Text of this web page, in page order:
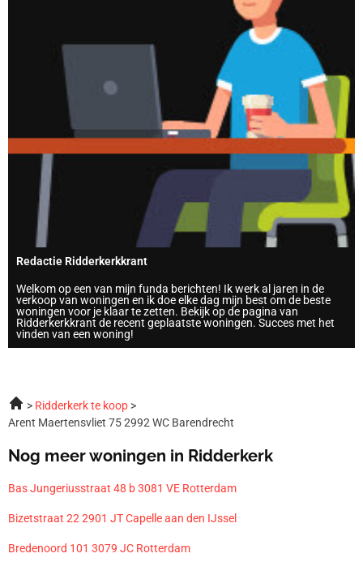
Redactie Ridderkerkkrant
Welkom op een van mijn funda berichten! Ik werk al jaren in de
verkoop van woningen en ik doe elke dag mijn best om de beste
woningen voor je klaar te zetten. Bekijk op de pagina van
Ridderkerkkrant de recent geplaatste woningen. Succes met het
vinden van een woning!
Ridderkerk te koop
Arent Maertensvliet 75 2992 WC Barendrecht
Nog meer woningen in Ridderkerk
Bas Jungeriusstraat 48 b 3081 VE Rotterdam
Bizetstraat 22 2901 JT Capelle aan den IJssel
Bredenoord 101 3079 JC Rotterdam